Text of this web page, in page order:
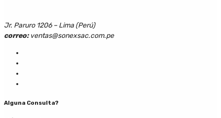
Jr. Paruro 1206 – Lima (Perú)
correo:ventas@sonexsac.com.pe
Alguna Consulta?